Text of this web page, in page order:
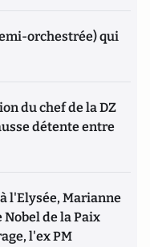
orchestrée) qui
du chef de la DZ
détente entre
l'Elysée, Marianne
de la Paix
l'ex PM